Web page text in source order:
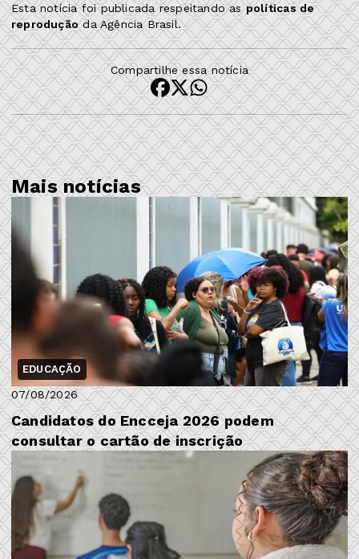
Esta notícia foi publicada respeitando aspolíticas de
reproduçãoda Agência Brasil.
Compartilhe essa notícia
Mais notícias
EDUCAÇÃO
07/08/2026
Candidatos do Encceja 2026 podem
consultar o cartão de inscrição